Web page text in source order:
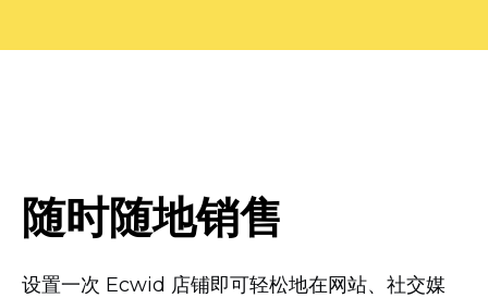
随时随地销售
设置一次 Ecwid 店铺即可轻松地在网站、社交媒